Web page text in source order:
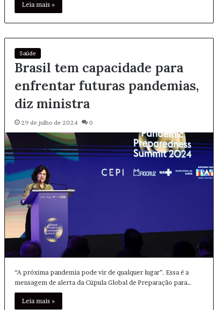
Leia mais »
Saúde
Brasil tem capacidade para
enfrentar futuras pandemias,
diz ministra
29 de julho de 2024 0
“A próxima pandemia pode vir de qualquer lugar”. Essa é a
mensagem de alerta da Cúpula Global de Preparação para…
Leia mais »